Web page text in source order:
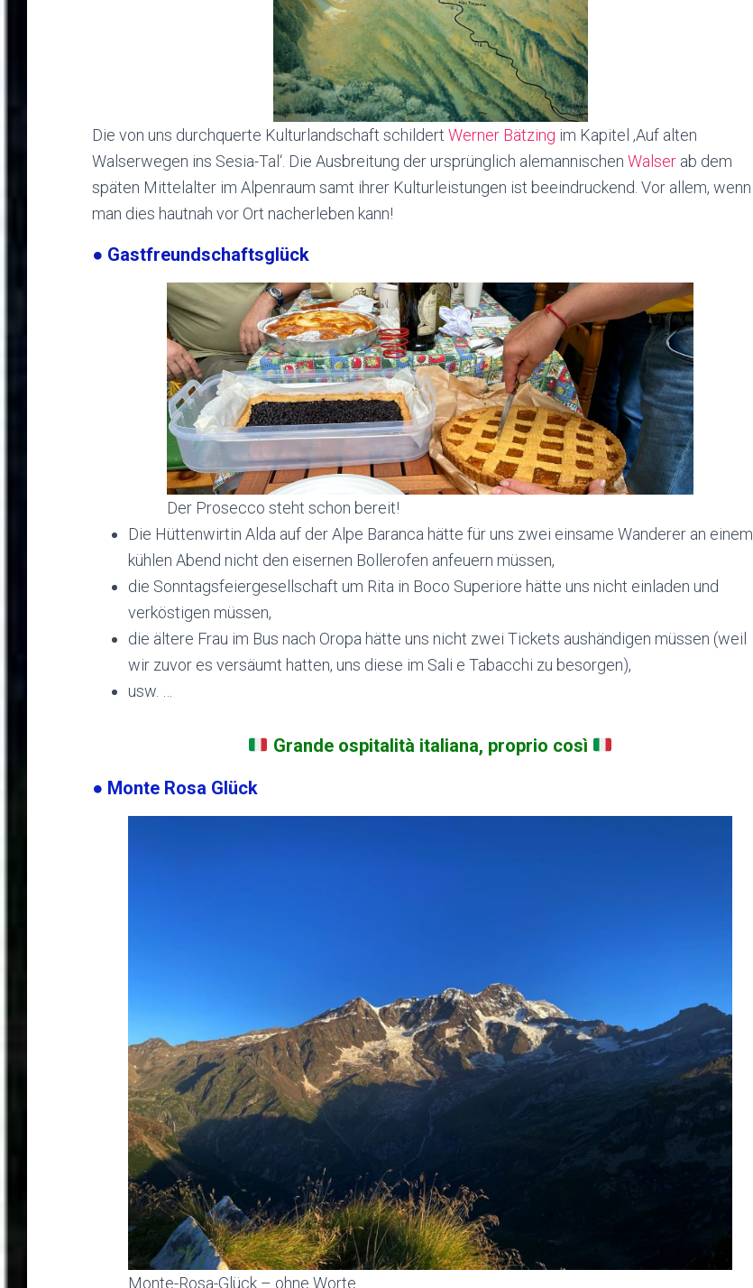
Die von uns durchquerte Kulturlandschaft schildert Werner Bätzing im Kapitel ‚Auf alten
Walserwegen ins Sesia-Tal‘. Die Ausbreitung der ursprünglich alemannischen Walser ab dem
späten Mittelalter im Alpenraum samt ihrer Kulturleistungen ist beeindruckend. Vor allem, wenn
man dies hautnah vor Ort nacherleben kann!
● Gastfreundschaftsglück
Der Prosecco steht schon bereit!
Die Hüttenwirtin Alda auf der Alpe Baranca hätte für uns zwei einsame Wanderer an einem
kühlen Abend nicht den eisernen Bollerofen anfeuern müssen,
die Sonntagsfeiergesellschaft um Rita in Boco Superiore hätte uns nicht einladen und
verköstigen müssen,
die ältere Frau im Bus nach Oropa hätte uns nicht zwei Tickets aushändigen müssen (weil
wir zuvor es versäumt hatten, uns diese im Sali e Tabacchi zu besorgen),
usw. …
Grande ospitalità italiana, proprio così
● Monte Rosa Glück
Monte-Rosa-Glück – ohne Worte